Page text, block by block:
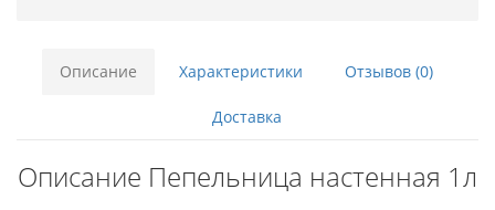
Описание Характеристики Отзывов (0)
Доставка
Описание Пепельница настенная 1л